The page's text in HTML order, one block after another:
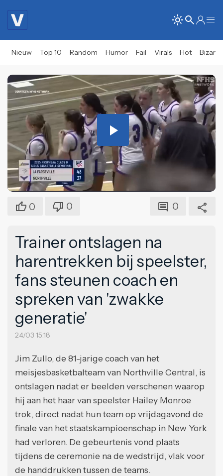
Nieuw Top 10 Random Humor Fail Virals Hot Bizar
Play
Video
0 0 0
Trainer ontslagen na
harentrekken bij speelster,
fans steunen coach en
spreken van 'zwakke
generatie'
24/03 15:18
Jim Zullo, de 81-jarige coach van het
meisjesbasketbalteam van Northville Central, is
ontslagen nadat er beelden verschenen waarop
hij aan het haar van speelster Hailey Monroe
trok, direct nadat hun team op vrijdagavond de
finale van het staatskampioenschap in New York
had verloren. De gebeurtenis vond plaats
tijdens de ceremonie na de wedstrijd, vlak voor
de handdrukken tussen de teams.